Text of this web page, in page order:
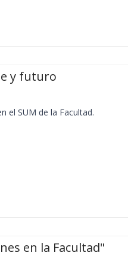
y futuro
el SUM de la Facultad.
en la Facultad"